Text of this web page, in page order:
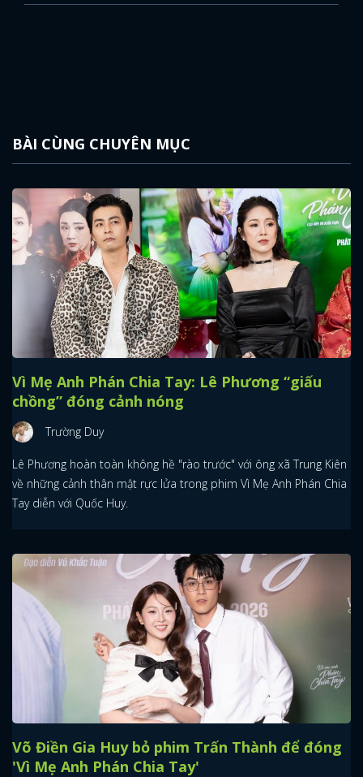
BÀI CÙNG CHUYÊN MỤC
Vì Mẹ Anh Phán Chia Tay: Lê Phương “giấu
chồng” đóng cảnh nóng
Trường Duy
Lê Phương hoàn toàn không hề "rào trước" với ông xã Trung Kiên
về những cảnh thân mật rực lửa trong phim Vì Mẹ Anh Phán Chia
Tay diễn với Quốc Huy.
Võ Điền Gia Huy bỏ phim Trấn Thành để đóng
'Vì Mẹ Anh Phán Chia Tay'